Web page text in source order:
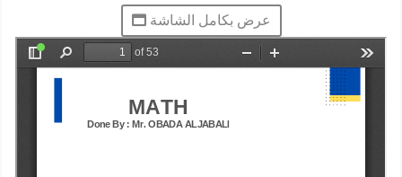
عرض بكامل الشاشة